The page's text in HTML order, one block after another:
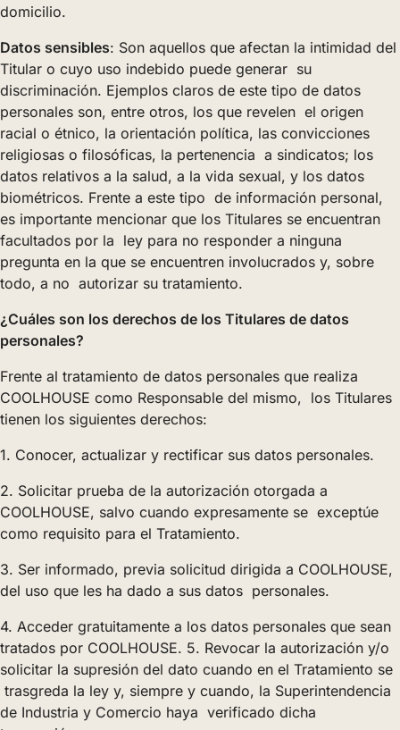
domicilio.
Datos sensibles: Son aquellos que afectan la intimidad del
Titular o cuyo uso indebido puede generar su
discriminación. Ejemplos claros de este tipo de datos
personales son, entre otros, los que revelen el origen
racial o étnico, la orientación política, las convicciones
religiosas o filosóficas, la pertenencia a sindicatos; los
datos relativos a la salud, a la vida sexual, y los datos
biométricos. Frente a este tipo de información personal,
es importante mencionar que los Titulares se encuentran
facultados por la ley para no responder a ninguna
pregunta en la que se encuentren involucrados y, sobre
todo, a no autorizar su tratamiento.
¿Cuáles son los derechos de los Titulares de datos
personales?
Frente al tratamiento de datos personales que realiza
COOLHOUSE como Responsable del mismo, los Titulares
tienen los siguientes derechos:
1. Conocer, actualizar y rectificar sus datos personales.
2. Solicitar prueba de la autorización otorgada a
COOLHOUSE, salvo cuando expresamente se exceptúe
como requisito para el Tratamiento.
3. Ser informado, previa solicitud dirigida a COOLHOUSE,
del uso que les ha dado a sus datos personales.
4. Acceder gratuitamente a los datos personales que sean
tratados por COOLHOUSE. 5. Revocar la autorización y/o
solicitar la supresión del dato cuando en el Tratamiento se
trasgreda la ley y, siempre y cuando, la Superintendencia
de Industria y Comercio haya verificado dicha